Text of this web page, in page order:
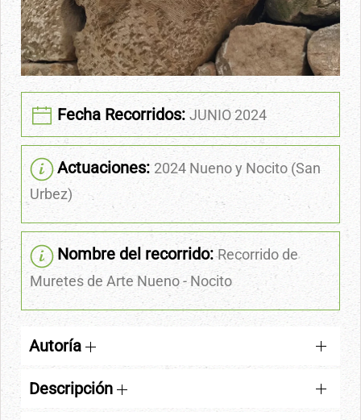
Fecha Recorridos: JUNIO 2024
Actuaciones: 2024 Nueno y Nocito (San
Urbez)
Nombre del recorrido:Recorrido de
Muretes de Arte Nueno - Nocito
Autoría
Descripción